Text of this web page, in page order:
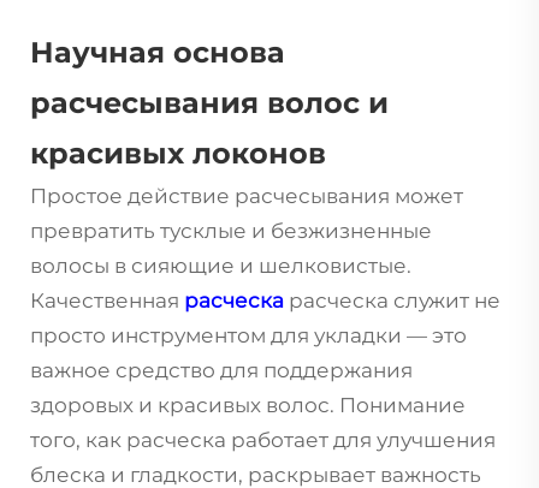
Научная основа
расчесывания волос и
красивых локонов
Простое действие расчесывания может
превратить тусклые и безжизненные
волосы в сияющие и шелковистые.
Качественная расческа расческа служит не
просто инструментом для укладки — это
важное средство для поддержания
здоровых и красивых волос. Понимание
того, как расческа работает для улучшения
блеска и гладкости, раскрывает важность